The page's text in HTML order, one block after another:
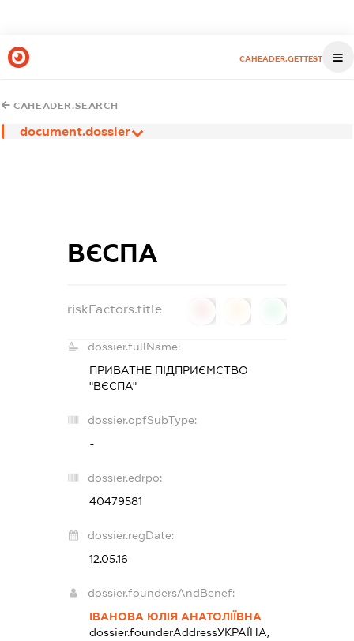
CAHEADER.GETTEST
CAHEADER.SEARCH
document.dossier
ВЄСПА
riskFactors.title
dossier.fullName:
ПРИВАТНЕ ПІДПРИЄМСТВО
"ВЄСПА"
dossier.opfSubType:
-
dossier.edrpo:
40479581
dossier.regDate:
12.05.16
dossier.foundersAndBenef:
ІВАНОВА ЮЛІЯ АНАТОЛІЇВНА
dossier.founderAddressУКРАЇНА,